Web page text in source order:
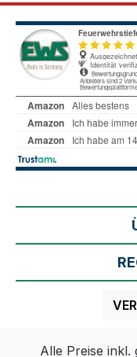
Alle Preise inkl.